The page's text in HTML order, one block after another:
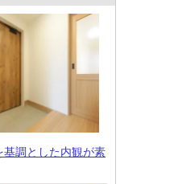
基調とした内観が素